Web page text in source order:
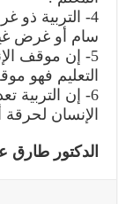
4- التربية
سام أو غرض
5- إن موقف
التعليم فهو
6- إن التربية
الإنسان
الدكتور طارق